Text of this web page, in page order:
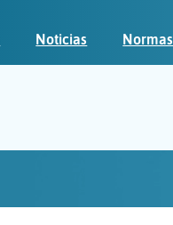
Noticias Normas